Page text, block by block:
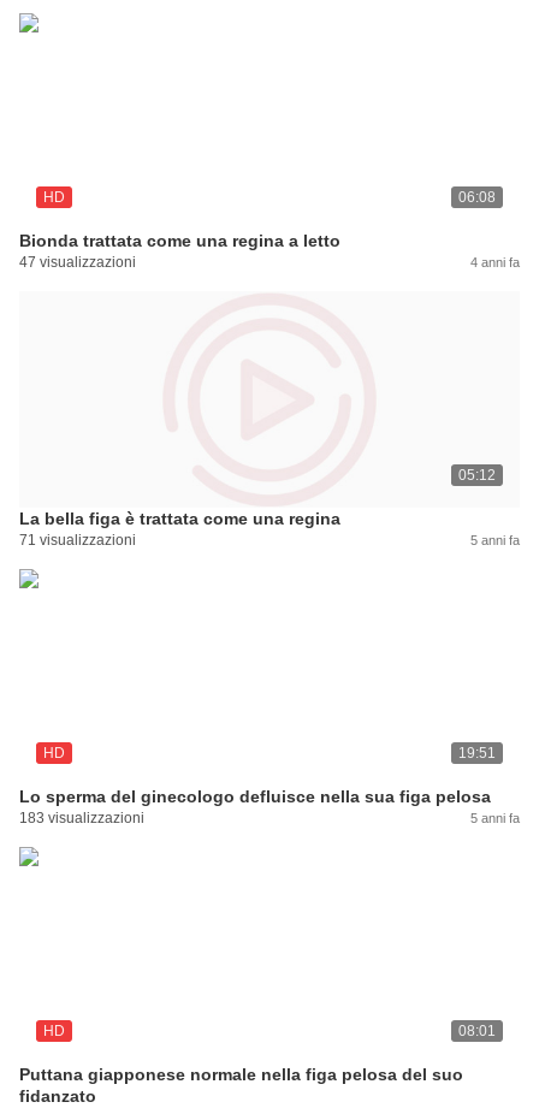
HD 06:08
Bionda trattata come una regina a letto
47 visualizzazioni 4 anni fa
05:12
La bella figa è trattata come una regina
71 visualizzazioni 5 anni fa
HD 19:51
Lo sperma del ginecologo defluisce nella sua figa pelosa
183 visualizzazioni 5 anni fa
HD 08:01
Puttana giapponese normale nella figa pelosa del suo
fidanzato